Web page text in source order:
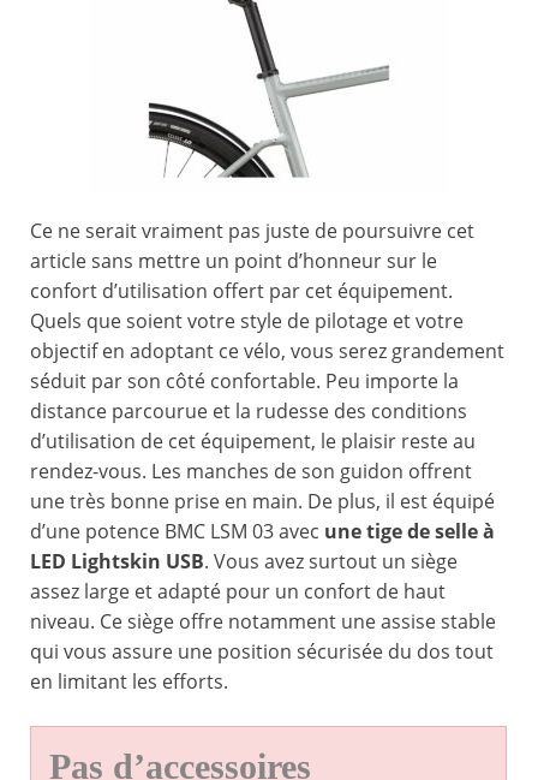
Ce ne serait vraiment pas juste de poursuivre cet
article sans mettre un point d’honneur sur le
confort d’utilisation offert par cet équipement.
Quels que soient votre style de pilotage et votre
objectif en adoptant ce vélo, vous serez grandement
séduit par son côté confortable. Peu importe la
distance parcourue et la rudesse des conditions
d’utilisation de cet équipement, le plaisir reste au
rendez-vous. Les manches de son guidon offrent
une très bonne prise en main. De plus, il est équipé
d’une potence BMC LSM 03 avec une tige de selle à
LED Lightskin USB. Vous avez surtout un siège
assez large et adapté pour un confort de haut
niveau. Ce siège offre notamment une assise stable
qui vous assure une position sécurisée du dos tout
en limitant les efforts.
Pas d’accessoires